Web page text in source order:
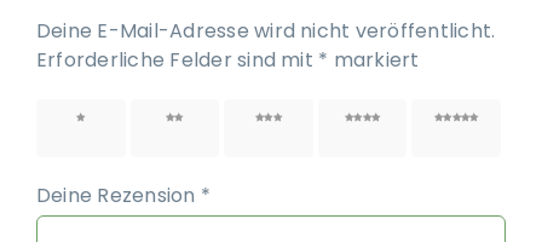
Deine E-Mail-Adresse wird nicht veröffentlicht.
Erforderliche Felder sind mit * markiert
1 von 2 von 3 von 4 von 5 von
Deine Rezension *